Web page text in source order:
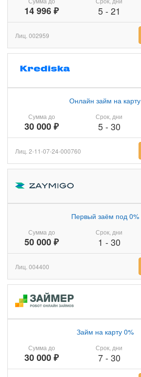
14 996 ₽ 5- 21
Лиц. 002959
Сумма до
30 000 ₽
Онлайн займ на карту
Срок, дни
5- 30
Лиц. 2-11-07-24-000760
Сумма до
50 000 ₽
Первый заём под 0%
Срок, дни
1 - 30
Лиц. 004400
Сумма до
30 000 ₽
Займ на карту 0%
Срок, дни
7- 30